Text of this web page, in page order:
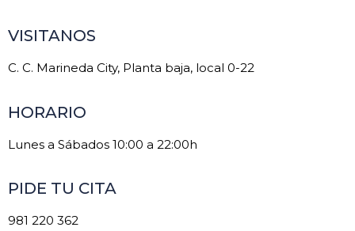
VISITANOS
C. C. Marineda City, Planta baja, local 0-22
HORARIO
Lunes a Sábados 10:00 a 22:00h
PIDE TU CITA
981 220 362